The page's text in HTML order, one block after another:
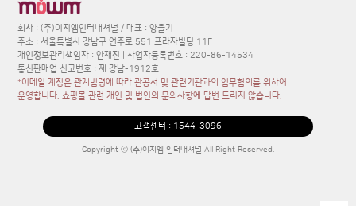
회사 : (주)이지엠인터내셔널 / 대표 : 양을기
주소 : 서울특별시 강남구 언주로 551 프라자빌딩 11F
개인정보관리책임자 : 안재진 | 사업자등록번호 : 220-86-14534
통신판매업 신고번호 : 제 강남-1912호
*이메일 계정은 관계법령에 따라 관공서 및 관련기관과의 업무협의를 위하여
운영합니다. 쇼핑몰 관련 개인 및 법인의 문의사항에 답변 드리지 않습니다.
고객센터 : 1544-3096
Copyright ⓒ (주)이지엠 인터내셔널 All Right Reserved.